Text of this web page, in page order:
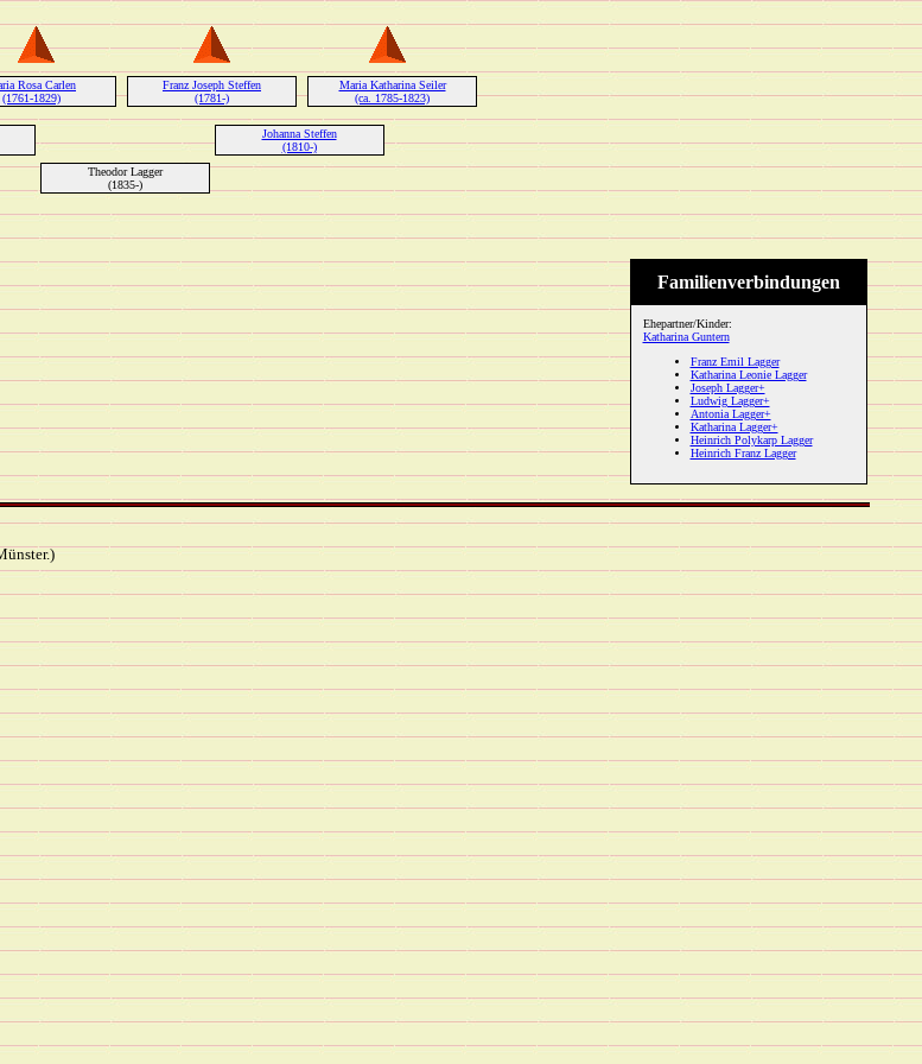
Rosa Carlen
(1761-1829)
Franz Joseph Steffen
(1781-)
Maria Katharina Seiler
(ca. 1785-1823)
Johanna Steffen
(1810-)
Theodor Lagger
(1835-)
Familienverbindungen
Ehepartner/Kinder:
Katharina Guntern
Franz Emil Lagger
Katharina Leonie Lagger
Joseph Lagger+
Ludwig Lagger+
Antonia Lagger+
Katharina Lagger+
Heinrich Polykarp Lagger
Heinrich Franz Lagger